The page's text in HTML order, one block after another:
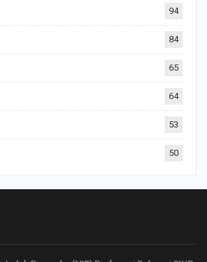
94
84
65
64
53
50